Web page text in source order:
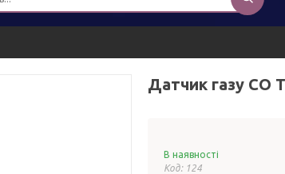
Датчик газу СО
В наявності
Код: 124